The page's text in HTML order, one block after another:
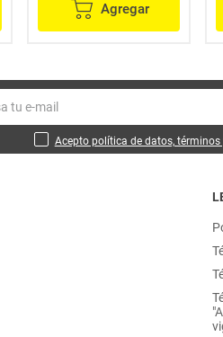
Agregar
Acepto política de datos,